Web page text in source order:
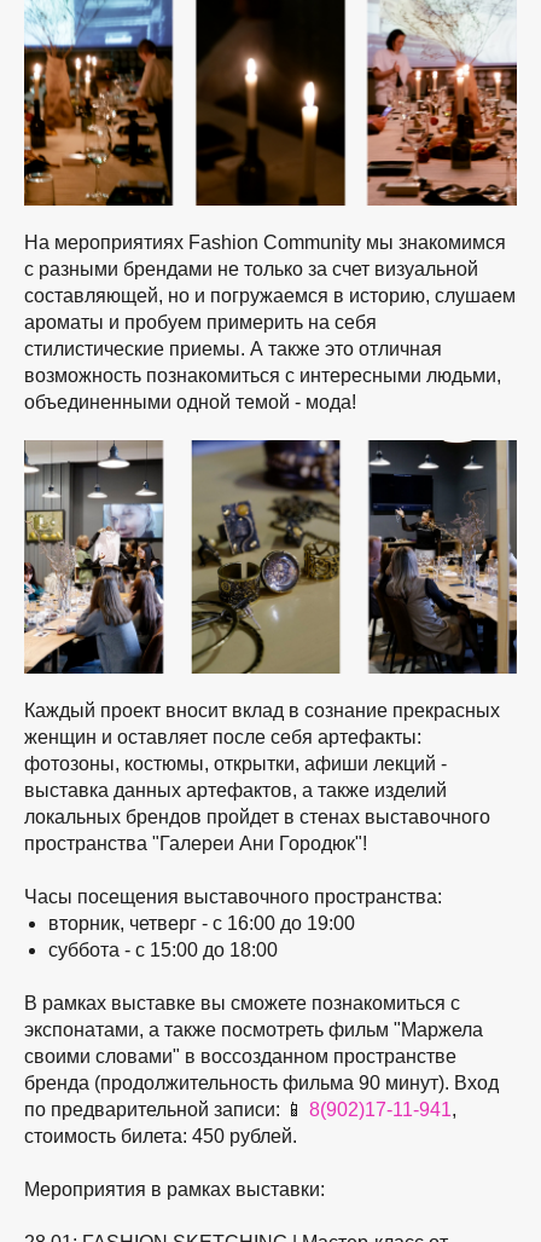
На мероприятиях Fashion Community мы знакомимся
с разными брендами не только за счет визуальной
составляющей, но и погружаемся в историю, слушаем
ароматы и пробуем примерить на себя
стилистические приемы. А также это отличная
возможность познакомиться с интересными людьми,
объединенными одной темой - мода!
Каждый проект вносит вклад в сознание прекрасных
женщин и оставляет после себя артефакты:
фотозоны, костюмы, открытки, афиши лекций -
выставка данных артефактов, а также изделий
локальных брендов пройдет в стенах выставочного
пространства "Галереи Ани Городюк"!
Часы посещения выставочного пространства:
вторник, четверг - с 16:00 до 19:00
суббота - с 15:00 до 18:00
В рамках выставке вы сможете познакомиться с
экспонатами, а также посмотреть фильм "Маржела
своими словами" в воссозданном пространстве
бренда (продолжительность фильма 90 минут). Вход
по предварительной записи: 📱 8(902)17-11-941,
стоимость билета: 450 рублей.
Мероприятия в рамках выставки: